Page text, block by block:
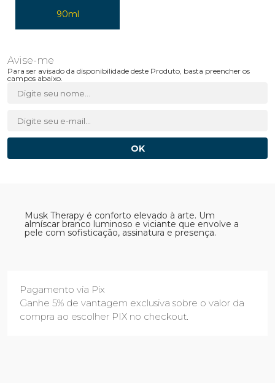
90ml
Para ser avisado da disponibilidade deste Produto, basta preencher os
campos abaixo.
Musk Therapy é conforto elevado à arte. Um
almíscar branco luminoso e viciante que envolve a
pele com sofisticação, assinatura e presença.
Pagamento via Pix
Ganhe 5% de vantagem exclusiva sobre o valor da
compra ao escolher PIX no checkout.